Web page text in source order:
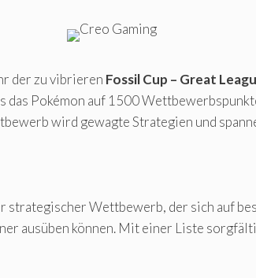
der zu vibrieren Fossil Cup – Great
Pokémon auf 1500
wird gewagte Strategien und
strategischer Wettbewerb, der sich auf
ausüben können. Mit einer Liste